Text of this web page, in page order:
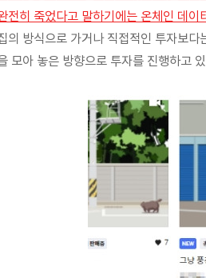
전히 죽었다고 말하기에는 온체인 데이
의 방식으로 가거나 직접적인 투자보
모아 놓은 방향으로 투자를 진행하고